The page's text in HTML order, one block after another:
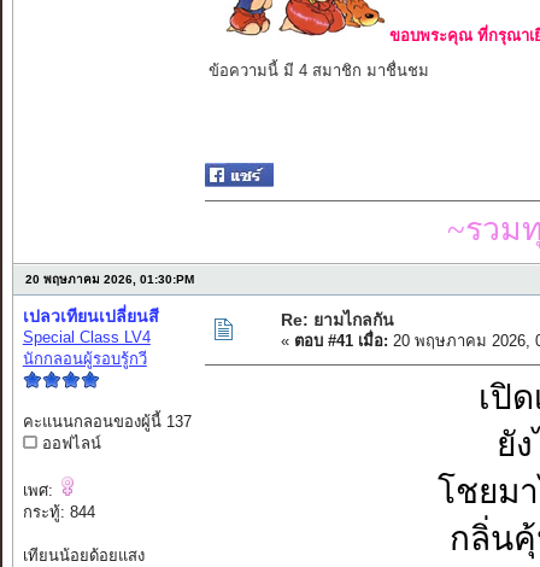
ขอบพระคุณ ที่กรุณาเ
ข้อความนี้ มี 4 สมาชิก มาชื่นชม
~รวม
20 พฤษภาคม 2026, 01:30:PM
เปลวเทียนเปลี่ยนสี
Special Class LV4
นักกลอนผู้รอบรู้กวี
คะแนนกลอนของผู้นี้ 137
ออฟไลน์
เพศ:
กระทู้: 844
เทียนน้อยด้อยแสง
Re: ยามไกลกัน
« ตอบ #41 เมื่อ: 20 พฤษภาคม 2026,
เปิ
ยั
โชยม
กลิ่นคุ้